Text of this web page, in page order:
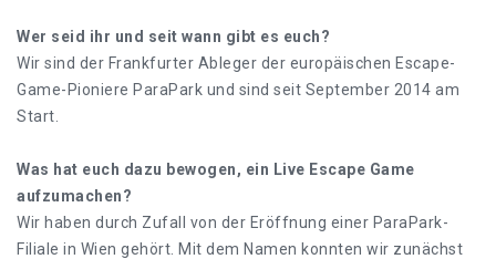
Wer seid ihr und seit wann gibt es euch?
Wir sind der Frankfurter Ableger der europäischen Escape-
Game-Pioniere ParaPark und sind seit September 2014 am
Start.
Was hat euch dazu bewogen, ein Live Escape Game
aufzumachen?
Wir haben durch Zufall von der Eröffnung einer ParaPark-
Filiale in Wien gehört. Mit dem Namen konnten wir zunächst